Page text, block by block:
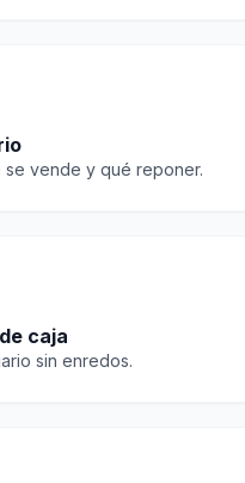
se vende y qué reponer.
caja
sin enredos.